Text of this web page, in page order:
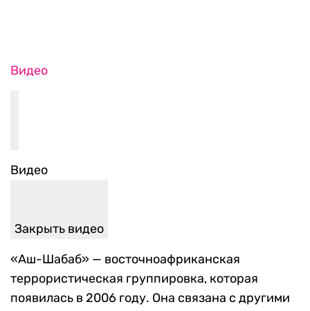
Видео
Видео
Закрыть видео
«Аш-Шабаб» — восточноафриканская
террористическая группировка, которая
появилась в 2006 году. Она связана с другими